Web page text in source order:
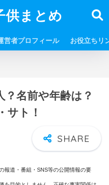
供まとめ
営者プロフィール お役立ちリ
？名前や年齢は？
サト！
報道・番組・SNS等の公開情報の要